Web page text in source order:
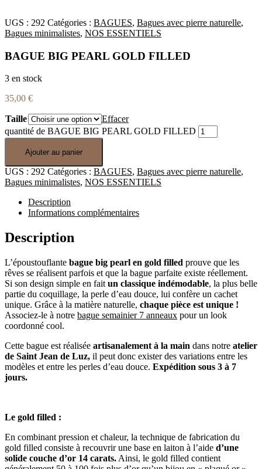
UGS : 292 Catégories : BAGUES, Bagues avec pierre naturelle,
Bagues minimalistes, NOS ESSENTIELS
BAGUE BIG PEARL GOLD FILLED
3 en stock
35,00 €
Taille
Effacer
quantité de BAGUE BIG PEARL GOLD FILLED
Ajouter au panier
UGS : 292 Catégories : BAGUES, Bagues avec pierre naturelle,
Bagues minimalistes, NOS ESSENTIELS
Description
Informations complémentaires
Description
L’époustouflante bague big pearl en gold filled prouve que les
rêves se réalisent parfois et que la bague parfaite existe réellement.
Si son design simple en fait un classique indémodable, la plus belle
partie du coquillage, la perle d’eau douce, lui confère un cachet
unique. Grâce à la matière naturelle, chaque pièce est unique !
Associez-le à notre bague semainier 7 anneaux pour un look
coordonné cool.
Cette bague est réalisée artisanalement à la main dans notre atelier
de Saint Jean de Luz, il peut donc exister des variations entre les
modèles et entre les perles d’eau douce. Expédition sous 3 à 7
jours.
Le gold filled :
En combinant pression et chaleur, la technique de fabrication du
gold filled consiste à recouvrir une base en laiton à l’aide d’une
solide couche d’or 14 carats. Ainsi, le gold filled contient